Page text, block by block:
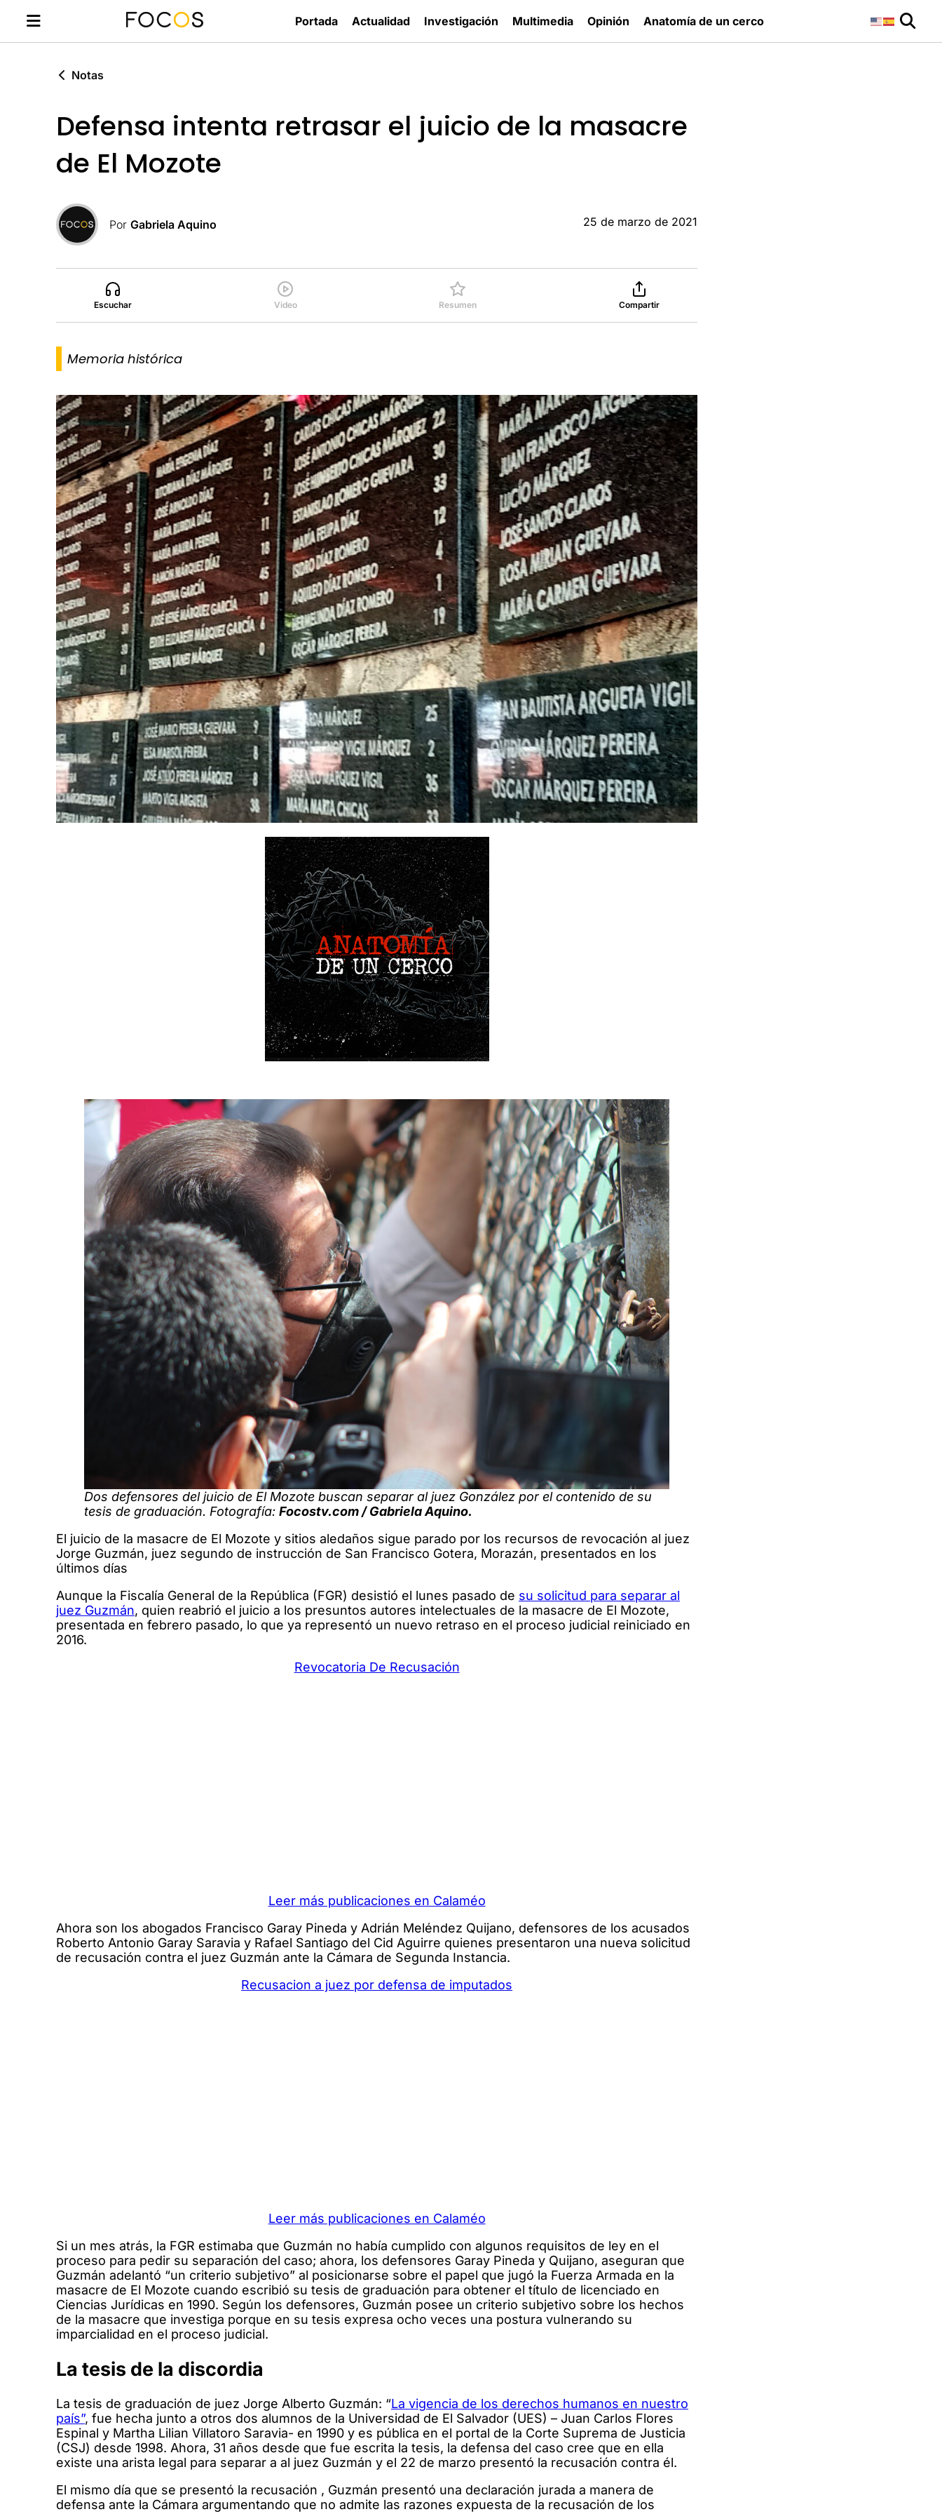
Portada Actualidad Investigación Multimedia Opinión Anatomía de un cerco
Notas
Defensa intenta retrasar el juicio de la masacre
de El Mozote
Por Gabriela Aquino 25 de marzo de 2021
Escuchar Video Resumen Compartir
Memoria histórica
Dos defensores del juicio de El Mozote buscan separar al juez González por el contenido de su
tesis de graduación. Fotografía: Focostv.com / Gabriela Aquino.
El juicio de la masacre de El Mozote y sitios aledaños sigue parado por los recursos de revocación al juez
Jorge Guzmán, juez segundo de instrucción de San Francisco Gotera, Morazán, presentados en los
últimos días
Aunque la Fiscalía General de la República (FGR) desistió el lunes pasado de su solicitud para separar al
juez Guzmán, quien reabrió el juicio a los presuntos autores intelectuales de la masacre de El Mozote,
presentada en febrero pasado, lo que ya representó un nuevo retraso en el proceso judicial reiniciado en
2016.
Revocatoria De Recusación
Leer más publicaciones en Calaméo
Ahora son los abogados Francisco Garay Pineda y Adrián Meléndez Quijano, defensores de los acusados
Roberto Antonio Garay Saravia y Rafael Santiago del Cid Aguirre quienes presentaron una nueva solicitud
de recusación contra el juez Guzmán ante la Cámara de Segunda Instancia.
Recusacion a juez por defensa de imputados
Leer más publicaciones en Calaméo
Si un mes atrás, la FGR estimaba que Guzmán no había cumplido con algunos requisitos de ley en el
proceso para pedir su separación del caso; ahora, los defensores Garay Pineda y Quijano, aseguran que
Guzmán adelantó “un criterio subjetivo” al posicionarse sobre el papel que jugó la Fuerza Armada en la
masacre de El Mozote cuando escribió su tesis de graduación para obtener el título de licenciado en
Ciencias Jurídicas en 1990. Según los defensores, Guzmán posee un criterio subjetivo sobre los hechos
de la masacre que investiga porque en su tesis expresa ocho veces una postura vulnerando su
imparcialidad en el proceso judicial.
La tesis de la discordia
La tesis de graduación de juez Jorge Alberto Guzmán: “La vigencia de los derechos humanos en nuestro
país”, fue hecha junto a otros dos alumnos de la Universidad de El Salvador (UES) – Juan Carlos Flores
Espinal y Martha Lilian Villatoro Saravia- en 1990 y es pública en el portal de la Corte Suprema de Justicia
(CSJ) desde 1998. Ahora, 31 años desde que fue escrita la tesis, la defensa del caso cree que en ella
existe una arista legal para separar a al juez Guzmán y el 22 de marzo presentó la recusación contra él.
El mismo día que se presentó la recusación , Guzmán presentó una declaración jurada a manera de
defensa ante la Cámara argumentando que no admite las razones expuesta de la recusación de los